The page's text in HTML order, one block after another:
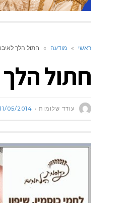
ראשי » מודעה » חתול הלך
חתול הלך
עודד שלומות 11/05/2014